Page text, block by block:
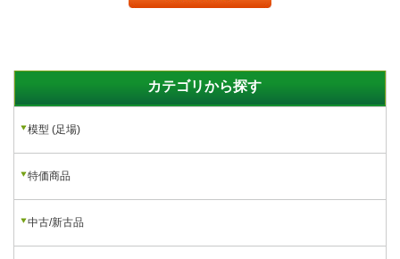
カテゴリから探す
模型 (足場)
特価商品
中古/新古品